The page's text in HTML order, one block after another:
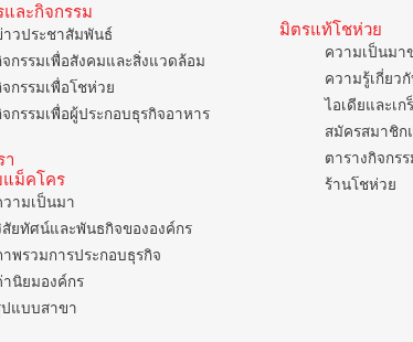
และกิจกรรม
าวประชาสัมพันธ์
กรรมเพื่อสังคมและสิ่งแวดล้อม
กรรมเพื่อโชห่วย
กรรมเพื่อผู้ประกอบธุรกิจอาหาร
า
แม็คโคร
วามเป็นมา
ยทัศน์และพันธกิจขององค์กร
พรวมการประกอบธุรกิจ
านิยมองค์กร
ปแบบสาขา
มิตรแท้โชห่วย
ความเป็นมา
ความรู้เกี่ยว
ไอเดียและเ
สมัครสมาชิก
ตารางกิจกร
ร้านโชห่วย